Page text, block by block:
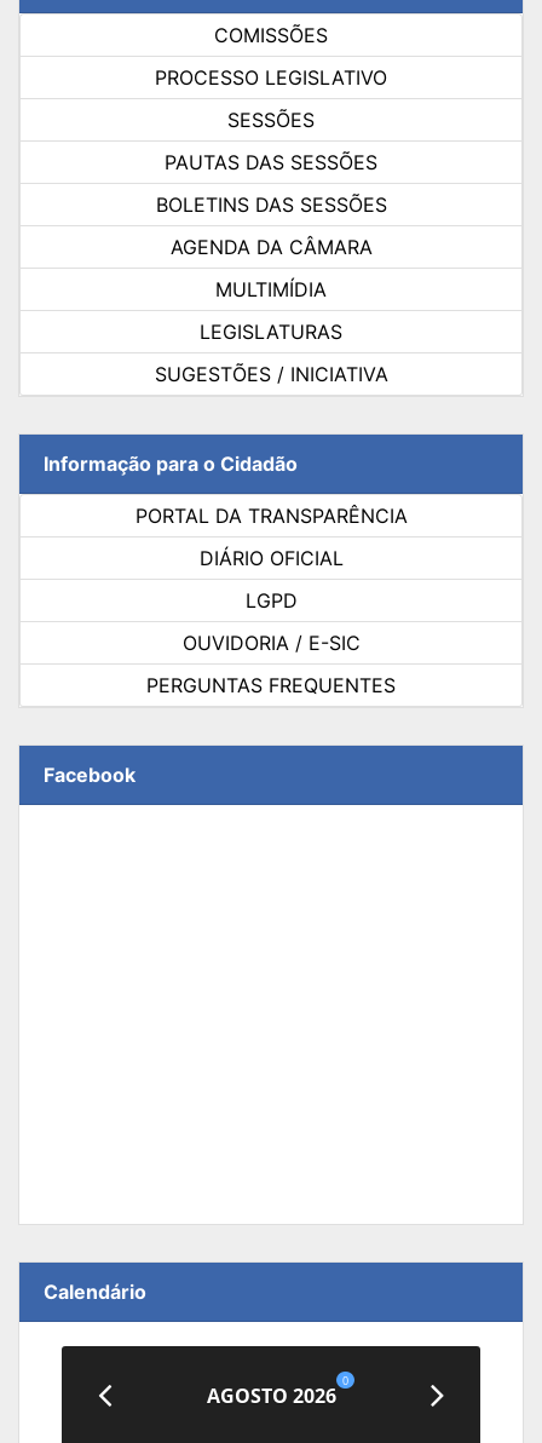
COMISSÕES
PROCESSO LEGISLATIVO
SESSÕES
PAUTAS DAS SESSÕES
BOLETINS DAS SESSÕES
AGENDA DA CÂMARA
MULTIMÍDIA
LEGISLATURAS
SUGESTÕES / INICIATIVA
Informação para o Cidadão
PORTAL DA TRANSPARÊNCIA
DIÁRIO OFICIAL
LGPD
OUVIDORIA / E-SIC
PERGUNTAS FREQUENTES
Facebook
Calendário
AGOSTO 2026
0